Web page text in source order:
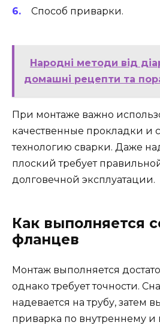
Способ приварки.
Народні методи від
домашні рецепти та
При монтаже важно
качественные прокладки и
технологию сварки. Даже
плоский требует
долговечной эксплуатации.
Как выполняется
фланцев
Монтаж выполняется
однако требует точности.
надевается на трубу, затем
приварка по внутреннему и